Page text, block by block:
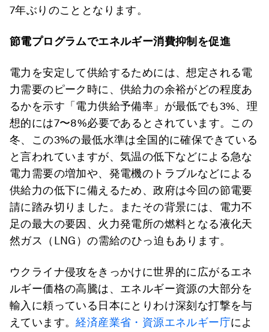
7年ぶりのこととなります。
節電プログラムでエネルギー消費抑制を促進
電力を安定して供給するためには、想定される電
力需要のピーク時に、供給力の余裕がどの程度あ
るかを示す「電力供給予備率」が最低でも3%、理
想的には7〜8%必要であるとされています。この
冬、この3%の最低水準は全国的に確保できている
と言われていますが、気温の低下などによる急な
電力需要の増加や、発電機のトラブルなどによる
供給力の低下に備えるため、政府は今回の節電要
請に踏み切りました。またその背景には、電力不
足の最大の要因、火力発電所の燃料となる液化天
然ガス（LNG）の需給のひっ迫もあります。
ウクライナ侵攻をきっかけに世界的に広がるエネ
ルギー価格の高騰は、エネルギー資源の大部分を
輸入に頼っている日本にとりわけ深刻な打撃を与
えています。経済産業省・資源エネルギー庁によ